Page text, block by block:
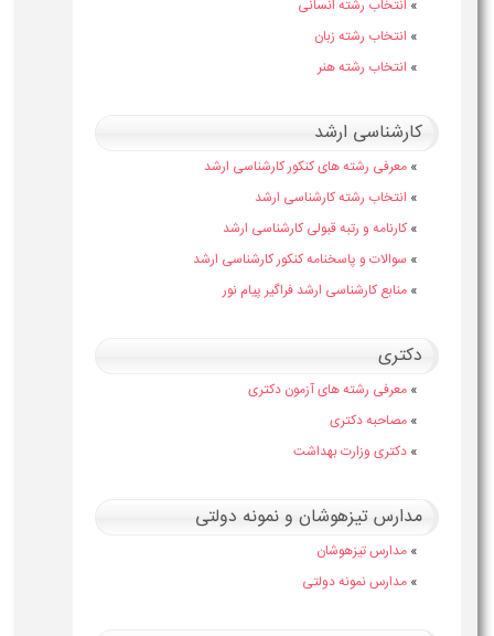
» انتخاب رشته انسانی
» انتخاب رشته زبان
» انتخاب رشته هنر
کارشناسی ارشد
» معرفی رشته های کنکور کارشناسی ارشد
» انتخاب رشته کارشناسی ارشد
» کارنامه و رتبه قبولی کارشناسی ارشد
» سوالات و پاسخنامه کنکور کارشناسی ارشد
» منابع کارشناسی ارشد فراگیر پیام نور
دکتری
» معرفی رشته های آزمون دکتری
» مصاحبه دکتری
» دکتری وزارت بهداشت
مدارس تیزهوشان و نمونه دولتی
» مدارس تیزهوشان
» مدارس نمونه دولتی